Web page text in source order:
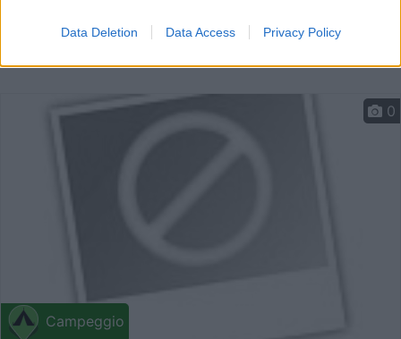
Data Deletion Data Access Privacy Policy
Campeggio
0